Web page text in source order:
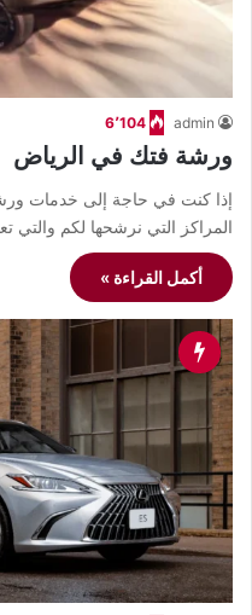
admin 6٬104
ورشة فتك في الرياض
إذا كنت في حاجة إلى خدمات
المراكز التي نرشحها لكم
أكمل القراءة »